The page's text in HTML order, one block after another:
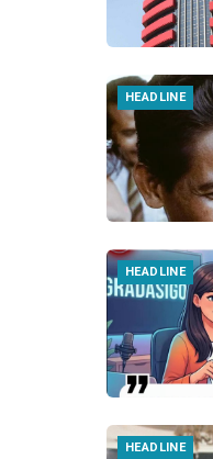
HEADLINE
HEADLINE
HEADLINE